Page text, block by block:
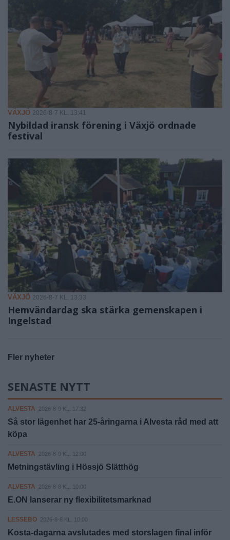
VÄXJÖ 2026-8-7 KL. 13:41
Nybildad iransk förening i Växjö ordnade
festival
VÄXJÖ 2026-8-7 KL. 13:33
Hemvändardag ska stärka gemenskapen i
Ingelstad
Fler nyheter
SENASTE NYTT
ALVESTA 2026-8-9 KL. 17:32
Så stor lägenhet har 25-åringarna i Alvesta råd med att
köpa
ALVESTA 2026-8-9 KL. 12:00
Metningstävling i Hössjö Slätthög
ALVESTA 2026-8-8 KL. 10:00
E.ON lanserar ny flexibilitetsmarknad
LESSEBO 2026-8-8 KL. 10:00
Kosta-dagarna avslutades med storslagen final inför